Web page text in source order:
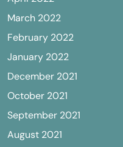
March 2022
February 2022
January 2022
December 2021
October 2021
September 2021
August 2021